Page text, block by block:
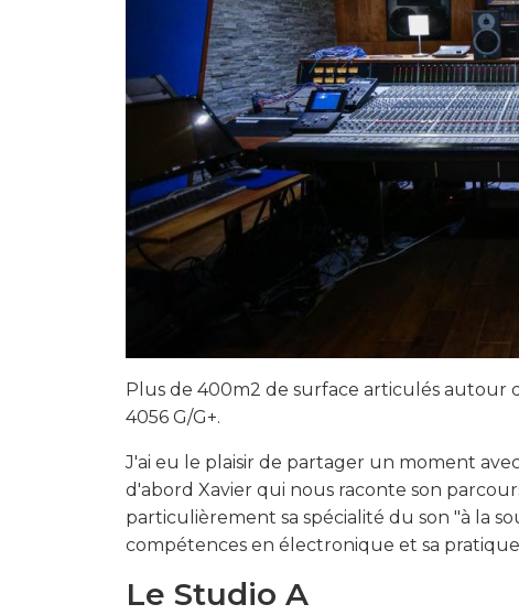
Plus de 400m2 de surface articulés autour
4056 G/G+.
J'ai eu le plaisir de partager un moment
d'abord Xavier qui nous raconte son
particulièrement sa spécialité du son "à la
compétences en électronique et sa
Le Studio A